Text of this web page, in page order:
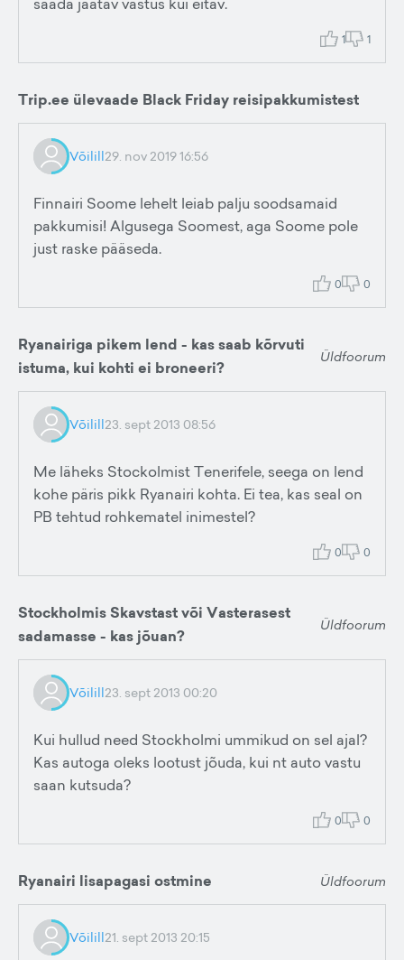
1 1
Trip.ee ülevaade Black Friday reisipakkumistest
Võilill29. nov 2019 16:56
Finnairi Soome lehelt leiab palju soodsamaid
pakkumisi! Algusega Soomest, aga Soome pole
just raske pääseda.
0 0
Ryanairiga pikem lend - kas saab kõrvuti
istuma, kui kohti ei broneeri?
Üldfoorum
Võilill23. sept 2013 08:56
Me läheks Stockolmist Tenerifele, seega on lend
kohe päris pikk Ryanairi kohta. Ei tea, kas seal on
PB tehtud rohkematel inimestel?
0 0
Stockholmis Skavstast või Vasterasest
sadamasse - kas jõuan?
Üldfoorum
Võilill23. sept 2013 00:20
Kui hullud need Stockholmi ummikud on sel ajal?
Kas autoga oleks lootust jõuda, kui nt auto vastu
saan kutsuda?
0 0
Ryanairi lisapagasi ostmine Üldfoorum
Võilill21. sept 2013 20:15